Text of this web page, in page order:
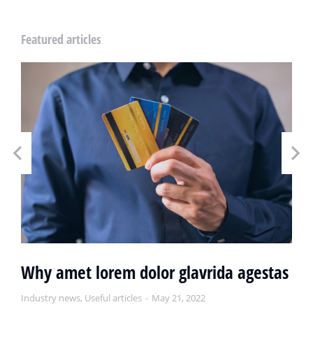
Featured articles
Why amet lorem dolor glavrida agestas
Industry news, Useful articles May 21, 2022